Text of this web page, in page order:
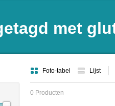
met
Foto-tabel Lijst
0 Producten